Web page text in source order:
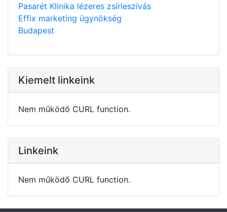
Pasarét Klinika lézeres zsírleszívás
Effix marketing ügynökség
Budapest
Kiemelt linkeink
Nem működő CURL function.
Linkeink
Nem működő CURL function.